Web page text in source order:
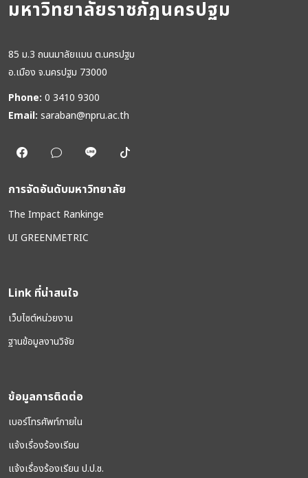
มหาวิทยาลัยราชภัฏนครปฐม
85 ม.3 ถนนมาลัยแมน ต.นครปฐม
อ.เมือง จ.นครปฐม 73000
Phone: 0 3410 9300
Email: saraban@npru.ac.th
การจัดอันดับมหาวิทยาลัย
The Impact Rankinge
UI GREENMETRIC
Link ที่น่าสนใจ
เว็บไซต์หน่วยงาน
ฐานข้อมูลงานวิจัย
ข้อมูลการติดต่อ
เบอร์โทรศัพท์ภายใน
แจ้งเรื่องร้องเรียน
แจ้งเรื่องร้องเรียน ป.ป.ช.